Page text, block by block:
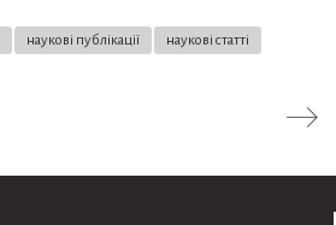
наукові публікації наукові статті